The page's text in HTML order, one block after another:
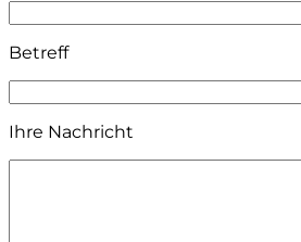
Betreff
Ihre Nachricht